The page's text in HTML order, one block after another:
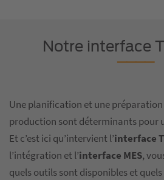
Notre interface
Une planification et une préparation
production sont déterminants pour
Et c’est ici qu’intervient l’interface
l’intégration et l’interface MES,
quels outils sont disponibles et